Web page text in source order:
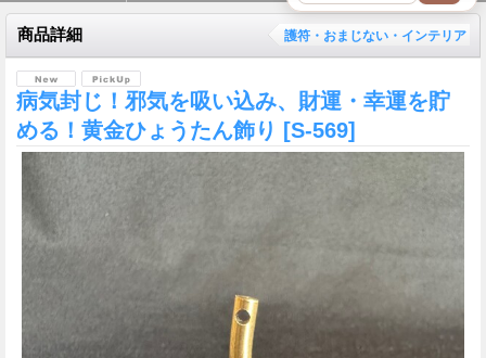
商品詳細 護符・おまじない・インテリア
病気封じ！邪気を吸い込み、財運・幸運を貯
める！黄金ひょうたん飾り [S-569]